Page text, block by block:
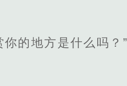
的地方是什么吗？”